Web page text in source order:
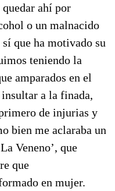
quedar ahí por
o un malnacido
que ha motivado su
teniendo la
amparados en el
a la finada,
de injurias y
bien me aclaraba un
Veneno’, que
que
en mujer.